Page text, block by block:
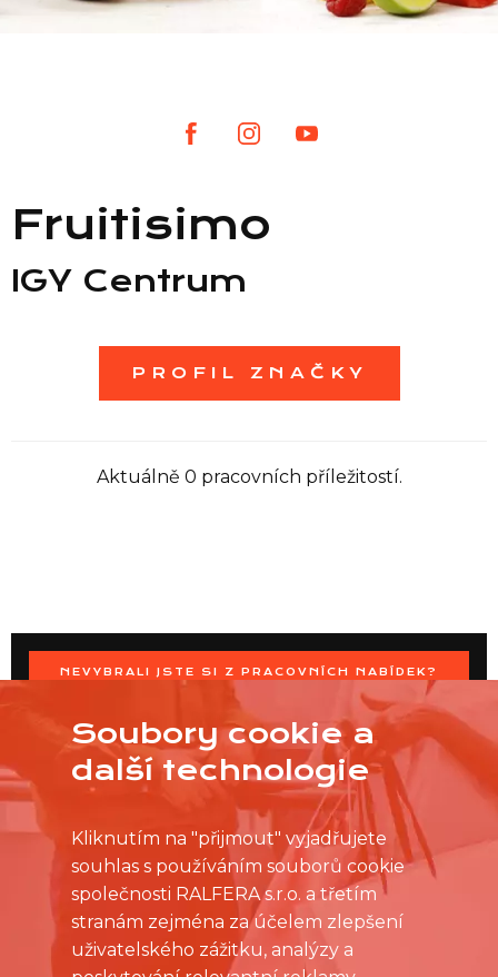
Seznam NC
Fruitisimo
IGY Centrum
PROFIL ZNAČKY
Aktuálně 0 pracovních příležitostí.
NEVYBRALI JSTE SI Z PRACOVNÍCH NABÍDEK?
OSLOVTE PRODEJNU PŘÍMO S VAŠIMI ČASOVÝMI
MOŽNOSTMI
Soubory cookie a
další technologie
Kliknutím na "přijmout" vyjadřujete
souhlas s používáním souborů cookie
společnosti RALFERA s.r.o. a třetím
stranám zejména za účelem zlepšení
uživatelského zážitku, analýzy a